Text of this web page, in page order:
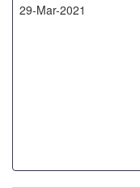
29-Mar-2021